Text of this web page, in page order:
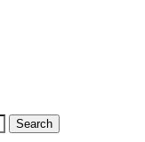
Search